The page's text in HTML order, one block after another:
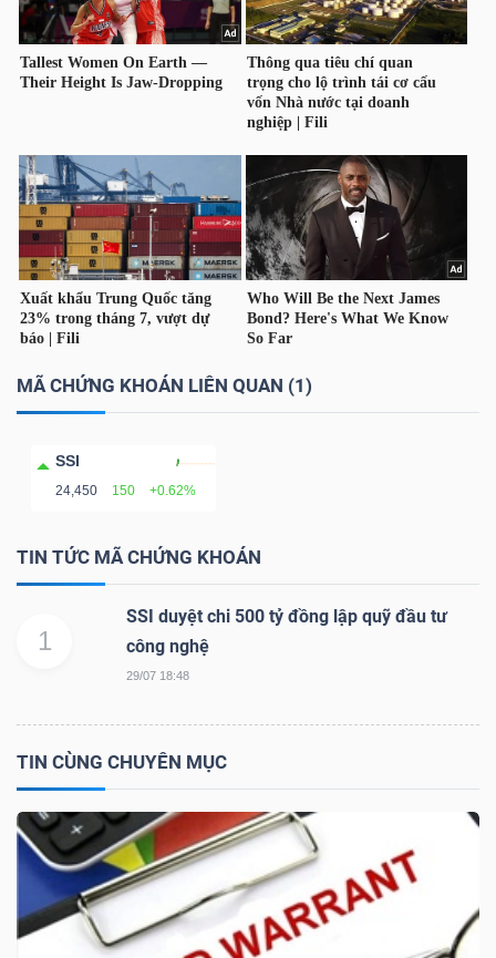
MÃ CHỨNG KHOÁN LIÊN QUAN (1)
SSI
24,450 150 +0.62%
TIN TỨC MÃ CHỨNG KHOÁN
1
SSI duyệt chi 500 tỷ đồng lập quỹ đầu tư
công nghệ
29/07 18:48
TIN CÙNG CHUYÊN MỤC
GIỚI
DƯƠNG
TÀI
CHÍNH
CÁ
NHÂN
PHÂN
TÍCH
VĨ
DOANH
NGHIỆP